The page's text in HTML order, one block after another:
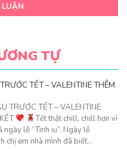
TỰ
TẾT – VALENTINE THÊM
TRƯỚC TẾT – VALENTINE
Tết thật chill, chill hơn vì
ngày lễ “Tình iu”. Ngày lễ
chị em nhà mình đã biết…